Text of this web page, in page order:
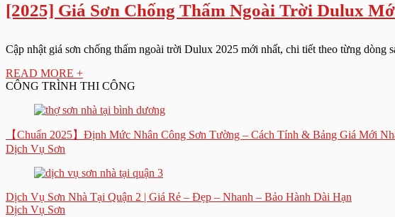
[2025] Giá Sơn Chống Thấm Ngoài Trời Dulux
Cập nhật giá sơn chống thấm ngoài trời Dulux 2025 mới nhất, chi tiết theo từng
READ MORE +
CÔNG TRÌNH THI CÔNG
【Chuẩn 2025】Định Mức Nhân Công Sơn Tường – Cách Tính & Bảng Giá Mới
Dịch Vụ Sơn
Dịch Vụ Sơn Nhà Tại Quận 2 | Giá Rẻ – Đẹp – Nhanh – Bảo Hành Dài Hạn
Dịch Vụ Sơn